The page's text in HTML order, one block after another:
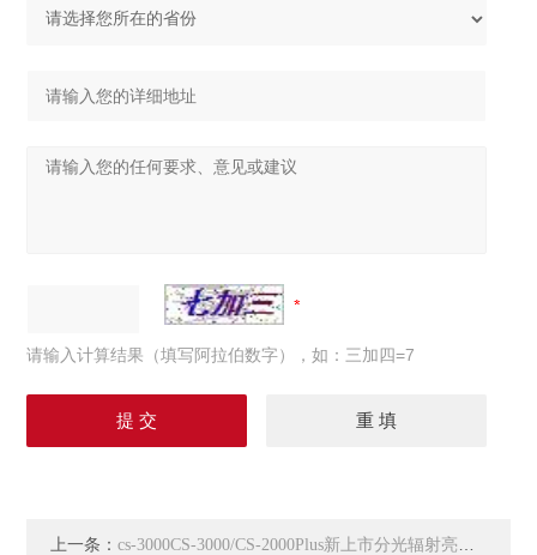
请输入计算结果（填写阿拉伯数字），如：三加四=7
上一条：cs-3000CS-3000/CS-2000Plus新上市分光辐射亮度计